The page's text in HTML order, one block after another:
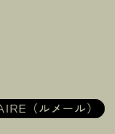
（ルメール）